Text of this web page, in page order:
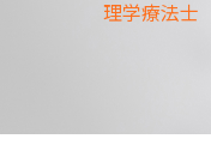
理学療法士